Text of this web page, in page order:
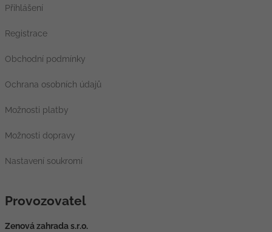
Přihlášení
Registrace
Obchodní podmínky
Ochrana osobních údajů
Možnosti platby
Možnosti dopravy
Nastavení soukromí
Provozovatel
Zenová zahrada s.r.o.